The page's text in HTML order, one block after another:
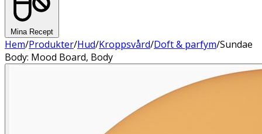
Mina Recept
Hem/Produkter/Hud/Kroppsvård/Doft & parfym/Sundae
Body: Mood Board, Body